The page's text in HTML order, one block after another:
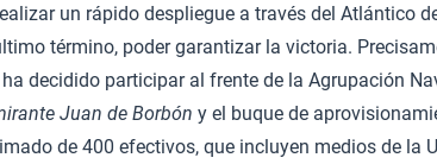
un rápido despliegue a través del Atlántico
término, poder garantizar la victoria.
decidido participar al frente de la Agrupación
Juan de Borbón y el buque de
de 400 efectivos, que incluyen medios de la